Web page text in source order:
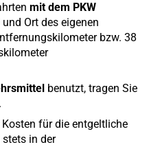
mit dem PKW
Ort des eigenen
bzw. 38
benutzt, tragen Sie
für die entgeltliche
in der